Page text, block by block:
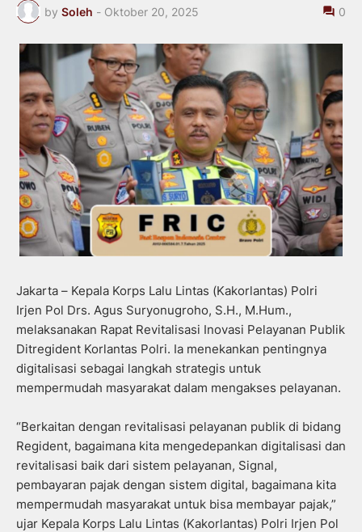
by Soleh - Oktober 20, 2025 0
Jakarta – Kepala Korps Lalu Lintas (Kakorlantas) Polri
Irjen Pol Drs. Agus Suryonugroho, S.H., M.Hum.,
melaksanakan Rapat Revitalisasi Inovasi Pelayanan Publik
Ditregident Korlantas Polri. Ia menekankan pentingnya
digitalisasi sebagai langkah strategis untuk
mempermudah masyarakat dalam mengakses pelayanan.
“Berkaitan dengan revitalisasi pelayanan publik di bidang
Regident, bagaimana kita mengedepankan digitalisasi dan
revitalisasi baik dari sistem pelayanan, Signal,
pembayaran pajak dengan sistem digital, bagaimana kita
mempermudah masyarakat untuk bisa membayar pajak,”
ujar Kepala Korps Lalu Lintas (Kakorlantas) Polri Irjen Pol